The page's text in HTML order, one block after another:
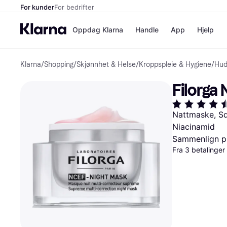
For kunderFor bedrifter
Oppdag Klarna
Betal nå
Betal i 3
Betal innen
Finansiering
Vipps
Handle
Butikker
App Hjelp
Klarna/Shopping/Skjønnhet & Helse/Kroppspleie & Hygiene/
Filorga
Nattmaske,
Niacinamid
Sammenlign
Fra 3